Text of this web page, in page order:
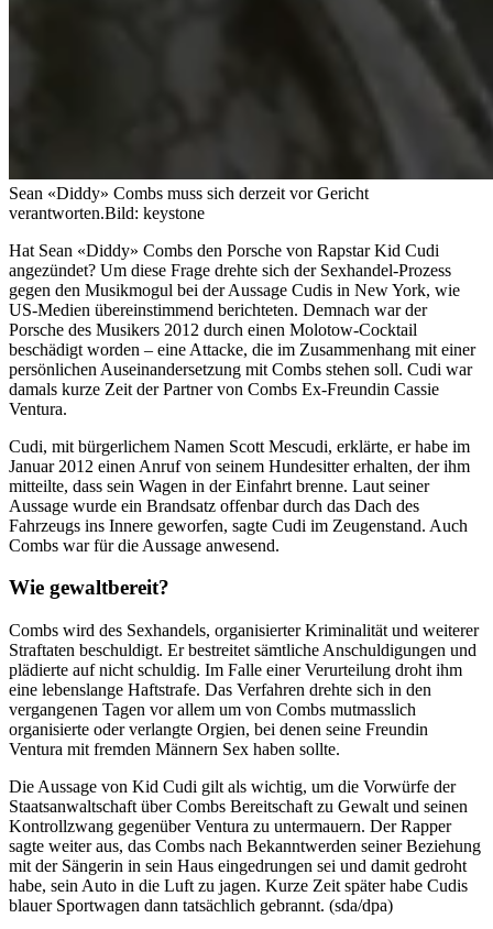
Sean «Diddy» Combs muss sich derzeit vor Gericht
verantworten.Bild: keystone
Hat Sean «Diddy» Combs den Porsche von Rapstar Kid Cudi
angezündet? Um diese Frage drehte sich der Sexhandel-Prozess
gegen den Musikmogul bei der Aussage Cudis in New York, wie
US-Medien übereinstimmend berichteten. Demnach war der
Porsche des Musikers 2012 durch einen Molotow-Cocktail
beschädigt worden – eine Attacke, die im Zusammenhang mit einer
persönlichen Auseinandersetzung mit Combs stehen soll. Cudi war
damals kurze Zeit der Partner von Combs Ex-Freundin Cassie
Ventura.
Cudi, mit bürgerlichem Namen Scott Mescudi, erklärte, er habe im
Januar 2012 einen Anruf von seinem Hundesitter erhalten, der ihm
mitteilte, dass sein Wagen in der Einfahrt brenne. Laut seiner
Aussage wurde ein Brandsatz offenbar durch das Dach des
Fahrzeugs ins Innere geworfen, sagte Cudi im Zeugenstand. Auch
Combs war für die Aussage anwesend.
Wie gewaltbereit?
Combs wird des Sexhandels, organisierter Kriminalität und weiterer
Straftaten beschuldigt. Er bestreitet sämtliche Anschuldigungen und
plädierte auf nicht schuldig. Im Falle einer Verurteilung droht ihm
eine lebenslange Haftstrafe. Das Verfahren drehte sich in den
vergangenen Tagen vor allem um von Combs mutmasslich
organisierte oder verlangte Orgien, bei denen seine Freundin
Ventura mit fremden Männern Sex haben sollte.
Die Aussage von Kid Cudi gilt als wichtig, um die Vorwürfe der
Staatsanwaltschaft über Combs Bereitschaft zu Gewalt und seinen
Kontrollzwang gegenüber Ventura zu untermauern. Der Rapper
sagte weiter aus, das Combs nach Bekanntwerden seiner Beziehung
mit der Sängerin in sein Haus eingedrungen sei und damit gedroht
habe, sein Auto in die Luft zu jagen. Kurze Zeit später habe Cudis
blauer Sportwagen dann tatsächlich gebrannt. (sda/dpa)